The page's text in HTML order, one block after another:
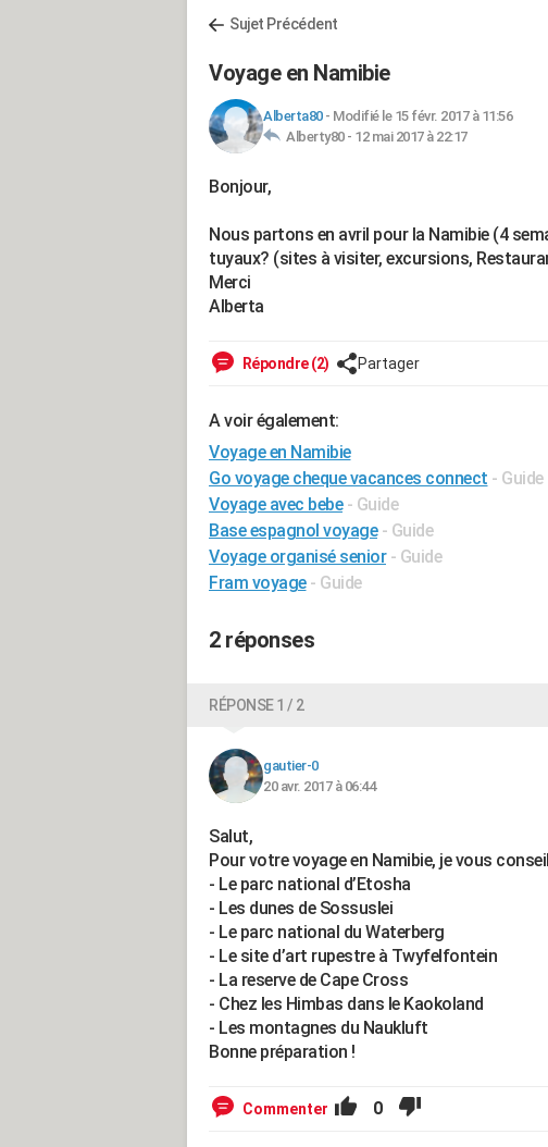
Sujet Précédent
Voyage en Namibie
Alberta80- Modifié le 15 févr. 2017 à 11:56
Alberty80 - 12 mai 2017 à 22:17
Bonjour,
Nous partons en avril pour la Namibie (4
tuyaux? (sites à visiter, excursions,
Merci
Alberta
Répondre (2) Partager
A voir également:
Voyage en Namibie
Go voyage cheque vacances connect - Guide
Voyage avec bebe - Guide
Base espagnol voyage - Guide
Voyage organisé senior - Guide
Fram voyage - Guide
2 réponses
RÉPONSE 1 / 2
gautier-0
20 avr. 2017 à 06:44
Salut,
Pour votre voyage en Namibie, je vous
- Le parc national d’Etosha
- Les dunes de Sossuslei
- Le parc national du Waterberg
- Le site d’art rupestre à Twyfelfontein
- La reserve de Cape Cross
- Chez les Himbas dans le Kaokoland
- Les montagnes du Naukluft
Bonne préparation !
Commenter 0